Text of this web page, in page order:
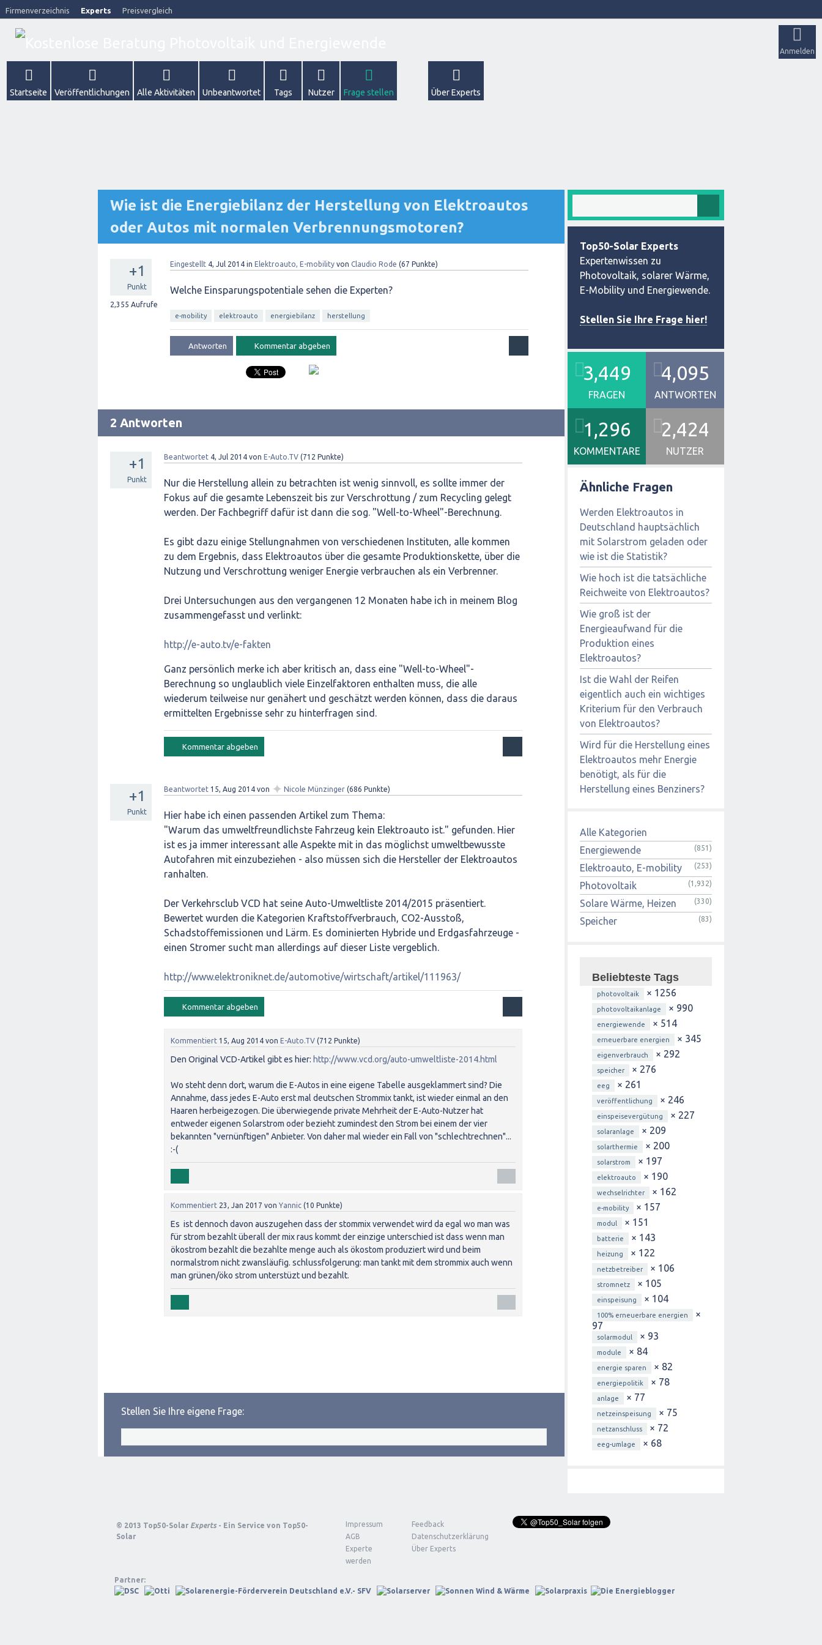
Firmenverzeichnis Experts Preisvergleich
Anmelden
Startseite Veröffentlichungen Alle Aktivitäten Unbeantwortet Tags Nutzer Frage stellen Über Experts
Wie ist die Energiebilanz der Herstellung von Elektroautos
oder Autos mit normalen Verbrennungsmotoren?
+1
Punkt
2,355 Aufrufe
Eingestellt 4, Jul 2014 in Elektroauto, E-mobility von Claudio Rode (67 Punkte)
Welche Einsparungspotentiale sehen die Experten?
e-mobility elektroauto energiebilanz herstellung
2 Antworten
+1
Punkt
Beantwortet 4, Jul 2014 von E-Auto.TV (712 Punkte)
Nur die Herstellung allein zu betrachten ist wenig sinnvoll, es sollte immer der
Fokus auf die gesamte Lebenszeit bis zur Verschrottung / zum Recycling gelegt
werden. Der Fachbegriff dafür ist dann die sog. "Well-to-Wheel"-Berechnung.
Es gibt dazu einige Stellungnahmen von verschiedenen Instituten, alle kommen
zu dem Ergebnis, dass Elektroautos über die gesamte Produktionskette, über die
Nutzung und Verschrottung weniger Energie verbrauchen als ein Verbrenner.
Drei Untersuchungen aus den vergangenen 12 Monaten habe ich in meinem Blog
zusammengefasst und verlinkt:
http://e-auto.tv/e-fakten
Ganz persönlich merke ich aber kritisch an, dass eine "Well-to-Wheel"-
Berechnung so unglaublich viele Einzelfaktoren enthalten muss, die alle
wiederum teilweise nur genähert und geschätzt werden können, dass die daraus
ermittelten Ergebnisse sehr zu hinterfragen sind.
+1
Punkt
Beantwortet 15, Aug 2014 von ✦ Nicole Münzinger (686 Punkte)
Hier habe ich einen passenden Artikel zum Thema:
"Warum das umweltfreundlichste Fahrzeug kein Elektroauto ist." gefunden. Hier
ist es ja immer interessant alle Aspekte mit in das möglichst umweltbewusste
Autofahren mit einzubeziehen - also müssen sich die Hersteller der Elektroautos
ranhalten.
Der Verkehrsclub VCD hat seine Auto-Umweltliste 2014/2015 präsentiert.
Bewertet wurden die Kategorien Kraftstoffverbrauch, CO2-Ausstoß,
Schadstoffemissionen und Lärm. Es dominierten Hybride und Erdgasfahrzeuge -
einen Stromer sucht man allerdings auf dieser Liste vergeblich.
http://www.elektroniknet.de/automotive/wirtschaft/artikel/111963/
Kommentiert 15, Aug 2014 von E-Auto.TV (712 Punkte)
Den Original VCD-Artikel gibt es hier: http://www.vcd.org/auto-umweltliste-2014.html
Wo steht denn dort, warum die E-Autos in eine eigene Tabelle ausgeklammert sind? Die
Annahme, dass jedes E-Auto erst mal deutschen Strommix tankt, ist wieder einmal an den
Haaren herbeigezogen. Die überwiegende private Mehrheit der E-Auto-Nutzer hat
entweder eigenen Solarstrom oder bezieht zumindest den Strom bei einem der vier
bekannten "vernünftigen" Anbieter. Von daher mal wieder ein Fall von "schlechtrechnen"...
:-(
Kommentiert 23, Jan 2017 von Yannic (10 Punkte)
Es ist dennoch davon auszugehen dass der stommix verwendet wird da egal wo man was
für strom bezahlt überall der mix raus kommt der einzige unterschied ist dass wenn man
ökostrom bezahlt die bezahlte menge auch als ökostom produziert wird und beim
normalstrom nicht zwansläufig. schlussfolgerung: man tankt mit dem strommix auch wenn
man grünen/öko strom unterstüzt und bezahlt.
Stellen Sie Ihre eigene Frage:
Top50-Solar Experts
Expertenwissen zu
Photovoltaik, solarer Wärme,
E-Mobility und Energiewende.
Stellen Sie Ihre Frage hier!
3,449
FRAGEN
4,095
ANTWORTEN
1,296
KOMMENTARE
2,424
NUTZER
Ähnliche Fragen
Werden Elektroautos in
Deutschland hauptsächlich
mit Solarstrom geladen oder
wie ist die Statistik?
Wie hoch ist die tatsächliche
Reichweite von Elektroautos?
Wie groß ist der
Energieaufwand für die
Produktion eines
Elektroautos?
Ist die Wahl der Reifen
eigentlich auch ein wichtiges
Kriterium für den Verbrauch
von Elektroautos?
Wird für die Herstellung eines
Elektroautos mehr Energie
benötigt, als für die
Herstellung eines Benziners?
Alle Kategorien
Energiewende
(851)
Elektroauto, E-mobility (253)
Photovoltaik (1,932)
Solare Wärme, Heizen (330)
Speicher (83)
Beliebteste Tags
photovoltaik × 1256
photovoltaikanlage × 990
energiewende × 514
erneuerbare energien × 345
eigenverbrauch × 292
speicher × 276
eeg × 261
veröffentlichung × 246
einspeisevergütung × 227
solaranlage × 209
solarthermie × 200
solarstrom × 197
elektroauto × 190
wechselrichter × 162
e-mobility × 157
modul × 151
batterie × 143
heizung × 122
netzbetreiber × 106
stromnetz × 105
einspeisung × 104
100% erneuerbare energien
×
97
solarmodul × 93
module × 84
energie sparen × 82
energiepolitik × 78
anlage × 77
netzeinspeisung × 75
netzanschluss × 72
eeg-umlage × 68
© 2013 Top50-Solar Experts - Ein Service von Top50-
Solar
Impressum
Feedback
AGB
Datenschutzerklärung
Experte
werden
Über Experts
Partner: